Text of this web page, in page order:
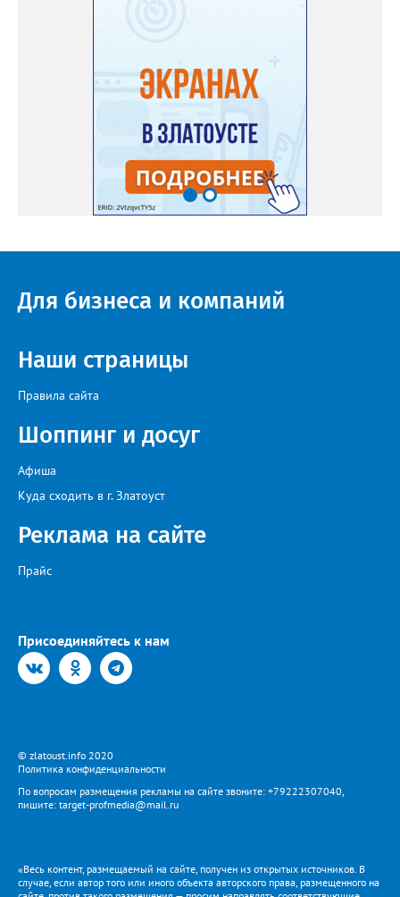
Для бизнеса и компаний
Наши страницы
Правила сайта
Шоппинг и досуг
Афиша
Куда сходить в г. Златоуст
Реклама на сайте
Прайс
Присоединяйтесь к нам
© zlatoust.info 2020
Политика конфиденциальности
По вопросам размещения рекламы на сайте звоните: +79222307040,
пишите: target-profmedia@mail.ru
«Весь контент, размещаемый на сайте, получен из открытых источников. В
случае, если автор того или иного объекта авторского права, размещенного на